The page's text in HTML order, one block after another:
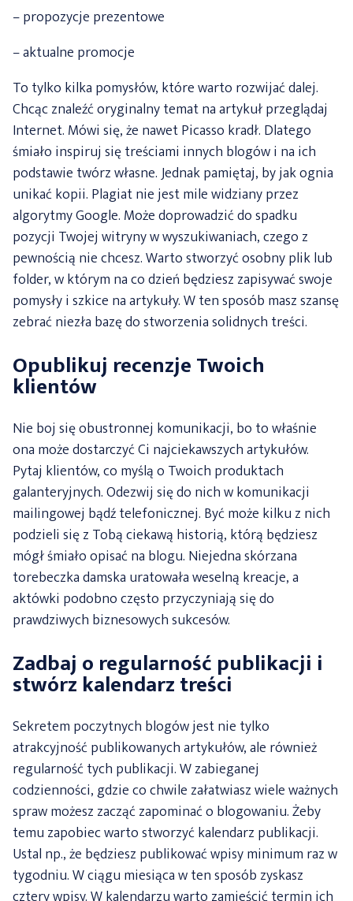
– propozycje prezentowe
– aktualne promocje
To tylko kilka pomysłów, które warto rozwijać dalej.
Chcąc znaleźć oryginalny temat na artykuł przeglądaj
Internet. Mówi się, że nawet Picasso kradł. Dlatego
śmiało inspiruj się treściami innych blogów i na ich
podstawie twórz własne. Jednak pamiętaj, by jak ognia
unikać kopii. Plagiat nie jest mile widziany przez
algorytmy Google. Może doprowadzić do spadku
pozycji Twojej witryny w wyszukiwaniach, czego z
pewnością nie chcesz. Warto stworzyć osobny plik lub
folder, w którym na co dzień będziesz zapisywać swoje
pomysły i szkice na artykuły. W ten sposób masz szansę
zebrać niezła bazę do stworzenia solidnych treści.
Opublikuj recenzje Twoich
klientów
Nie boj się obustronnej komunikacji, bo to właśnie
ona może dostarczyć Ci najciekawszych artykułów.
Pytaj klientów, co myślą o Twoich produktach
galanteryjnych. Odezwij się do nich w komunikacji
mailingowej bądź telefonicznej. Być może kilku z nich
podzieli się z Tobą ciekawą historią, którą będziesz
mógł śmiało opisać na blogu. Niejedna skórzana
torebeczka damska uratowała weselną kreacje, a
aktówki podobno często przyczyniają się do
prawdziwych biznesowych sukcesów.
Zadbaj o regularność publikacji i
stwórz kalendarz treści
Sekretem poczytnych blogów jest nie tylko
atrakcyjność publikowanych artykułów, ale również
regularność tych publikacji. W zabieganej
codzienności, gdzie co chwile załatwiasz wiele ważnych
spraw możesz zacząć zapominać o blogowaniu. Żeby
temu zapobiec warto stworzyć kalendarz publikacji.
Ustal np., że będziesz publikować wpisy minimum raz w
tygodniu. W ciągu miesiąca w ten sposób zyskasz